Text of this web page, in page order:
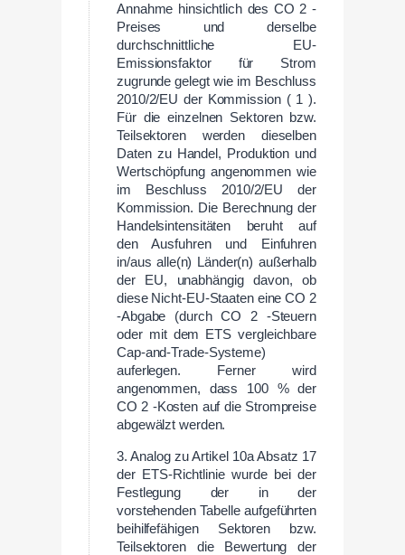
Annahme hinsichtlich des CO 2 -
Preises und derselbe
durchschnittliche EU-
Emissionsfaktor für Strom
zugrunde gelegt wie im Beschluss
2010/2/EU der Kommission ( 1 ).
Für die einzelnen Sektoren bzw.
Teilsektoren werden dieselben
Daten zu Handel, Produktion und
Wertschöpfung angenommen wie
im Beschluss 2010/2/EU der
Kommission. Die Berechnung der
Handelsintensitäten beruht auf
den Ausfuhren und Einfuhren
in/aus alle(n) Länder(n) außerhalb
der EU, unabhängig davon, ob
diese Nicht-EU-Staaten eine CO 2
-Abgabe (durch CO 2 -Steuern
oder mit dem ETS vergleichbare
Cap-and-Trade-Systeme)
auferlegen. Ferner wird
angenommen, dass 100 % der
CO 2 -Kosten auf die Strompreise
abgewälzt werden.
3. Analog zu Artikel 10a Absatz 17
der ETS-Richtlinie wurde bei der
Festlegung der in der
vorstehenden Tabelle aufgeführten
beihilfefähigen Sektoren bzw.
Teilsektoren die Bewertung der